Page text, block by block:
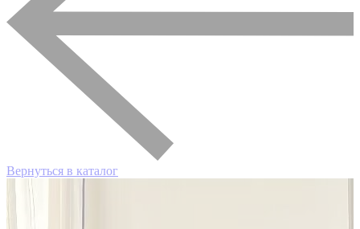
Вернуться в каталог